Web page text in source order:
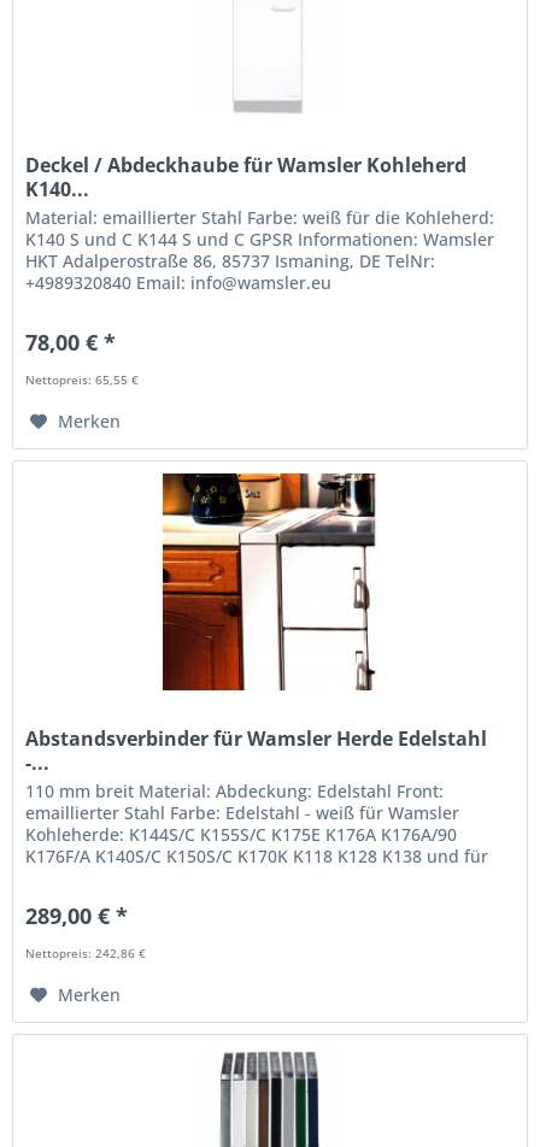
Deckel / Abdeckhaube für Wamsler Kohleherd
K140...
Material: emaillierter Stahl Farbe: weiß für die Kohleherd:
K140 S und C K144 S und C GPSR Informationen: Wamsler
HKT Adalperostraße 86, 85737 Ismaning, DE TelNr:
+4989320840 Email: info@wamsler.eu
78,00 € *
Nettopreis: 65,55 €
Merken
Abstandsverbinder für Wamsler Herde Edelstahl
-...
110 mm breit Material: Abdeckung: Edelstahl Front:
emaillierter Stahl Farbe: Edelstahl - weiß für Wamsler
Kohleherde: K144S/C K155S/C K175E K176A K176A/90
K176F/A K140S/C K150S/C K170K K118 K128 K138 und für
289,00 € *
Nettopreis: 242,86 €
Merken